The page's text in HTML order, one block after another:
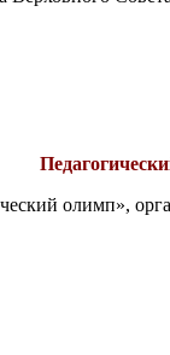
олимп»,